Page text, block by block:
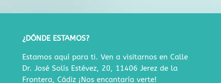
¿DÓNDE ESTAMOS?
Estamos aquí para ti. Ven a visitarnos en Calle
Dr. José Solís Estévez, 20, 11406 Jerez de la
Frontera, Cádiz¡Nos encantaría verte!